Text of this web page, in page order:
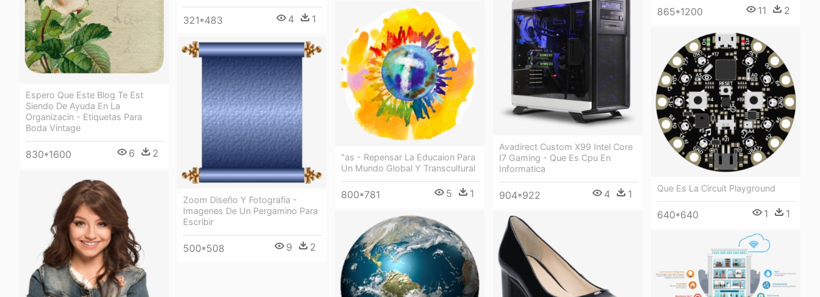
865*1200 11 2
321*483 4 1
Espero Que Este Blog Te Est
Siendo De Ayuda En La
Organizacin - Etiquetas Para
Boda Vintage
830*1600 6 2
Avadirect Custom X99 Intel Core
I7 Gaming - Que Es Cpu En
Informatica
904*922 4 1
"as - Repensar La Educaion Para
Un Mundo Global Y Transcultural
800*781 5 1 Que Es La Circuit Playground
640*640 1 1
Zoom Diseño Y Fotografia -
Imagenes De Un Pergamino Para
Escribir
500*508 9 2